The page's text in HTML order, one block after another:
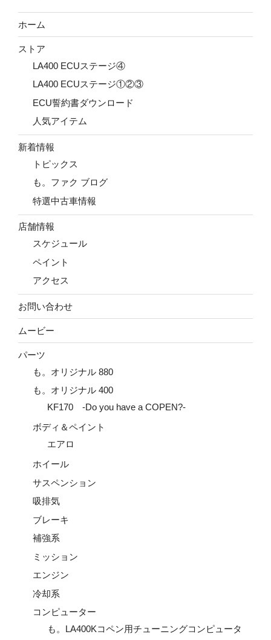
ホーム
ストア
LA400 ECUステージ④
LA400 ECUステージ①②③
ECU誓約書ダウンロード
人気アイテム
新着情報
トピックス
も。ファク ブログ
特選中古車情報
店舗情報
スケジュール
ペイント
アクセス
お問い合わせ
ムービー
パーツ
も。オリジナル 880
も。オリジナル 400
KF170 -Do you have a COPEN?-
ボディ＆ペイント
エアロ
ホイール
サスペンション
吸排気
ブレーキ
補強系
ミッション
エンジン
冷却系
コンピューター
も。LA400Kコペン用チューニングコンピュータ